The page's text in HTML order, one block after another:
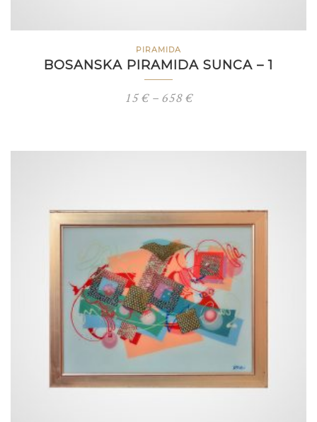
PIRAMIDA
BOSANSKA PIRAMIDA SUNCA – 1
15€ – 658€Price